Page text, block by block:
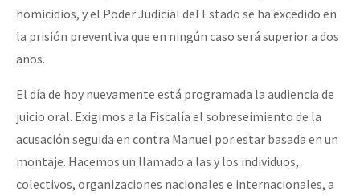
homicidios, y el Poder Judicial del Estado se ha excedido en
la prisión preventiva que en ningún caso será superior a dos
años.
El día de hoy nuevamente está programada la audiencia de
juicio oral. Exigimos a la Fiscalía el sobreseimiento de la
acusación seguida en contra Manuel por estar basada en un
montaje. Hacemos un llamado a las y los individuos,
colectivos, organizaciones nacionales e internacionales, a